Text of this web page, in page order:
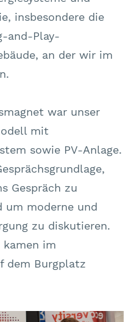
insbesondere die
and-Play-
an der wir im
war unser
mit
sowie PV-Anlage.
Gespräch zu
um moderne und
zu diskutieren.
kamen im
dem Burgplatz